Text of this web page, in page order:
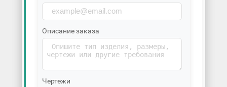
Описание заказа
Чертежи